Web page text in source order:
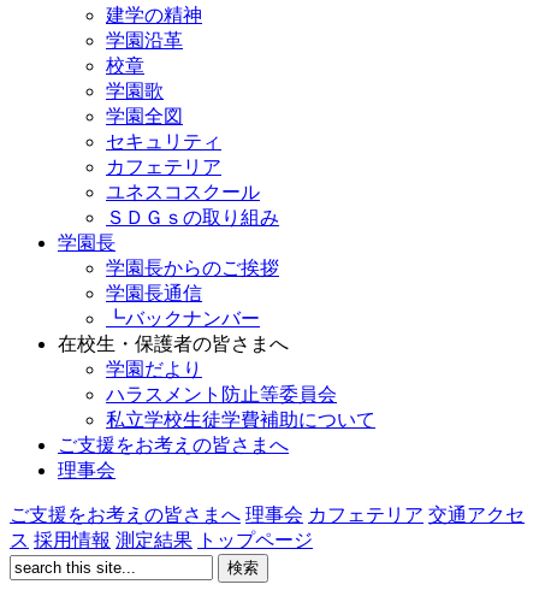
建学の精神
学園沿革
校章
学園歌
学園全図
セキュリティ
カフェテリア
ユネスコスクール
ＳＤＧｓの取り組み
学園長
学園長からのご挨拶
学園長通信
┗バックナンバー
在校生・保護者の皆さまへ
学園だより
ハラスメント防止等委員会
私立学校生徒学費補助について
ご支援をお考えの皆さまへ
理事会
ご支援をお考えの皆さまへ 理事会 カフェテリア 交通アクセ
ス 採用情報 測定結果 トップページ